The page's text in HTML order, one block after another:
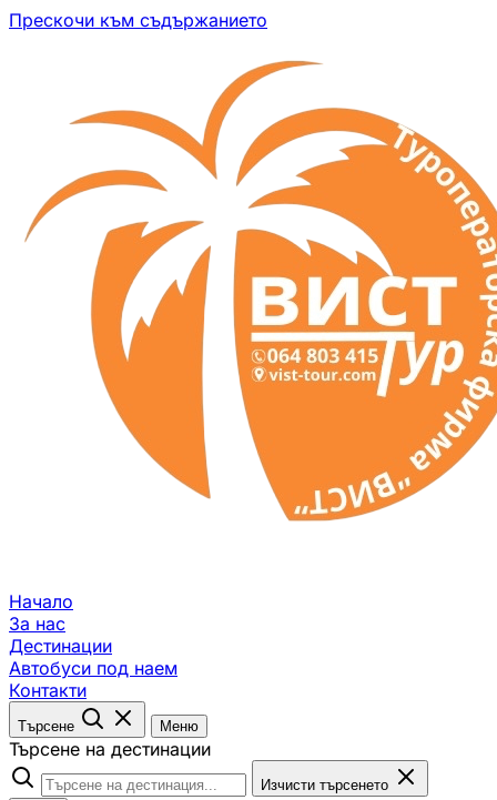
Прескочи към съдържанието
Начало
За нас
Дестинации
Автобуси под наем
Контакти
Търсене Меню
Търсене на дестинации
Изчисти търсенето